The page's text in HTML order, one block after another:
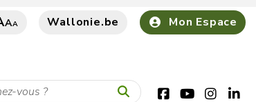
AA Wallonie.be Mon Espace